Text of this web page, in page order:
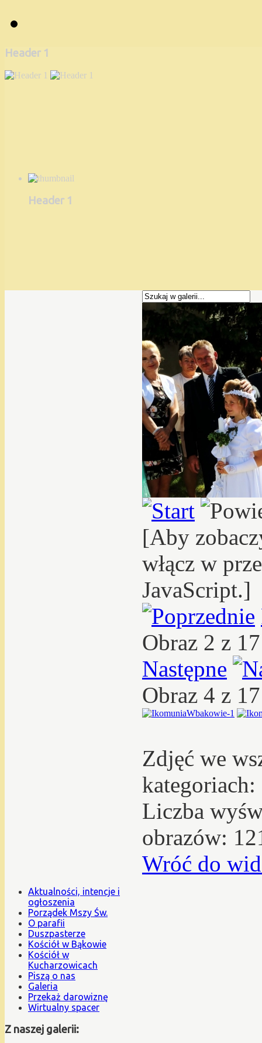
Header 1
Header 1
[Aby
włącz w
JavaScript.]
Obraz 2 z
Następne
Obraz 4 z
Zdjęć we
kategoriach:
Liczba
obrazów:
Wróć do
Aktualności, intencje i
ogłoszenia
Porządek Mszy Św.
O parafii
Duszpasterze
Kościół w Bąkowie
Kościół w
Kucharzowicach
Piszą o nas
Galeria
Przekaż darowiznę
Wirtualny spacer
Z naszej galerii: